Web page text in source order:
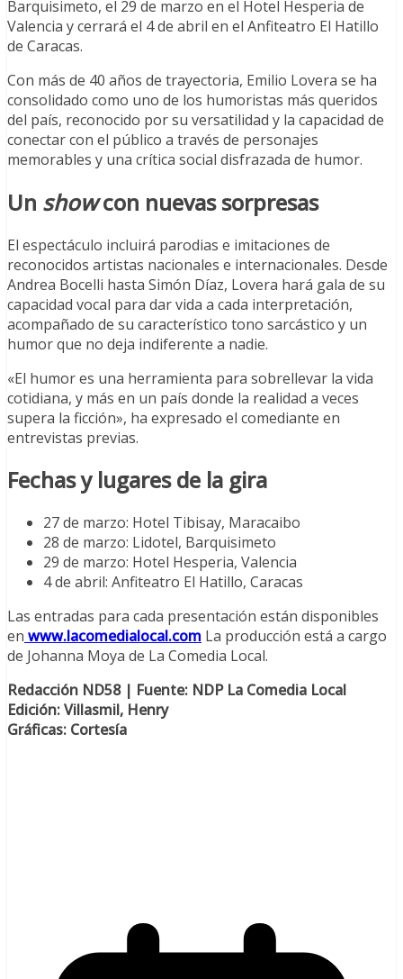
Barquisimeto, el 29 de marzo en el Hotel Hesperia de
Valencia y cerrará el 4 de abril en el Anfiteatro El Hatillo
de Caracas.
Con más de 40 años de trayectoria, Emilio Lovera se ha
consolidado como uno de los humoristas más queridos
del país, reconocido por su versatilidad y la capacidad de
conectar con el público a través de personajes
memorables y una crítica social disfrazada de humor.
Un showcon nuevas sorpresas
El espectáculo incluirá parodias e imitaciones de
reconocidos artistas nacionales e internacionales. Desde
Andrea Bocelli hasta Simón Díaz, Lovera hará gala de su
capacidad vocal para dar vida a cada interpretación,
acompañado de su característico tono sarcástico y un
humor que no deja indiferente a nadie.
«El humor es una herramienta para sobrellevar la vida
cotidiana, y más en un país donde la realidad a veces
supera la ficción», ha expresado el comediante en
entrevistas previas.
Fechas y lugares de la gira
27 de marzo: Hotel Tibisay, Maracaibo
28 de marzo: Lidotel, Barquisimeto
29 de marzo: Hotel Hesperia, Valencia
4 de abril: Anfiteatro El Hatillo, Caracas
Las entradas para cada presentación están disponibles
en www.lacomedialocal.com La producción está a cargo
de Johanna Moya de La Comedia Local.
Redacción ND58 | Fuente: NDP La Comedia Local
Edición: Villasmil, Henry
Gráficas: Cortesía